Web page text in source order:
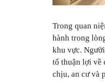
Trong quan
hành trong
khu vực.
tố thuận lợi về
chịu, an cư và